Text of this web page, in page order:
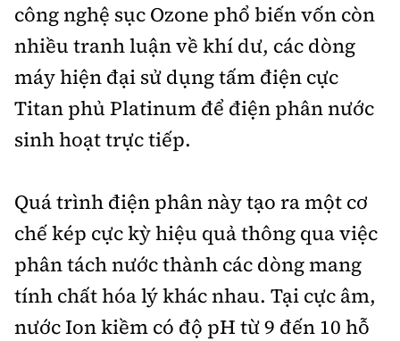
công nghệ sục Ozone phổ biến vốn còn
nhiều tranh luận về khí dư, các dòng
máy hiện đại sử dụng tấm điện cực
Titan phủ Platinum để điện phân nước
sinh hoạt trực tiếp.
Quá trình điện phân này tạo ra một cơ
chế kép cực kỳ hiệu quả thông qua việc
phân tách nước thành các dòng mang
tính chất hóa lý khác nhau. Tại cực âm,
nước Ion kiềm có độ pH từ 9 đến 10 hỗ